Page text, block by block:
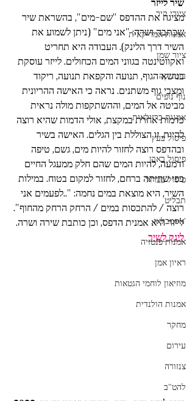
ציורי קיר
אמנות אמריקאית
ציור שמן
בוטניקה
נוף נופים
אמנות ברזילאית
פיסול בעץ
פיסול באבן
פיסול בברזל
תבליט
'אסמבלאז
אמנות פנטזיה
ראיון אמן
מוזיאון לוחמי הגטאות
אמנות הולנדית
מחקר
עירום
צנזורה
להט"ב
מציגה את ההדפס "שם-מים", בהשראת שיר
שכתבה ושרה: "אני מים" (ניתן לשמוע את
השיר דרך הלינק). העבודה היא תחריט
ואקווטינטה בגווני המים הכחולים. לייזר עוסקת
בנושא הגוף, תנועה והקפאת תנועה, ריקוד
ומצבי גוף משתנים. נראה כי האישה ההריונית
מביטה אל המים, וההשתקפות מולה נראית
כדמות אחרת במקצת, אולי הדמות שהיא רוצה
להיות, זו הצוללת בין הגלים. האישה בשיר
ובהדפס רוצה לחזור להיות מים, גשם, טיפה
ודמעה, להיות המים שהם חלק ממעגל החיים
כפי שהיתה ברחם, לחזור למקום בטוח. במילות
השיר, היא מוצאת במים נחמה: "..לפעמים אני
רוצה / להתכסות במים / הרחק הרחק מהחוף".
לייזר היא אמנית הדפס, וכן כותבת שירה ושרה.
לינק לשיר